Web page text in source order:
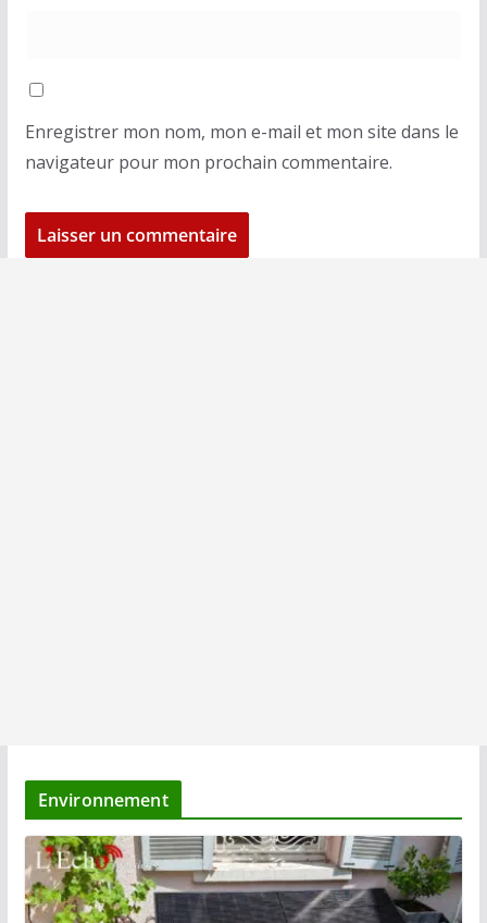
Enregistrer mon nom, mon e-mail et mon site dans le
navigateur pour mon prochain commentaire.
Environnement